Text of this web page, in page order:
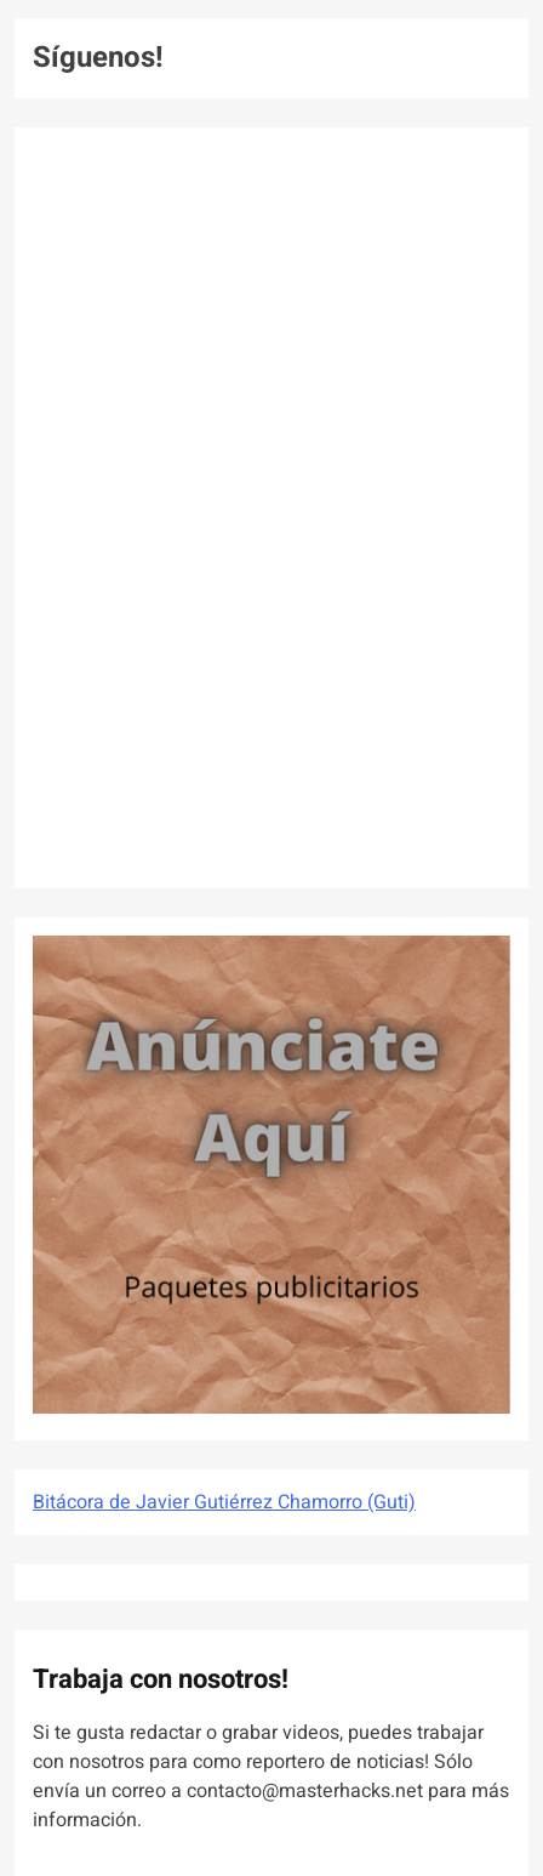
Síguenos!
Bitácora de Javier Gutiérrez Chamorro (Guti)
Trabaja con nosotros!
Si te gusta redactar o grabar videos, puedes trabajar
con nosotros para como reportero de noticias! Sólo
envía un correo a contacto@masterhacks.net para más
información.